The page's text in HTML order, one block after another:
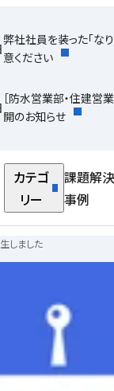
弊社社員を装った「な
意ください
［防水営業部・住建営
開のお知らせ
カテゴ
リー
課題解決
事例
しました